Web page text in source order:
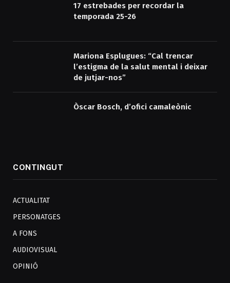
17 estrebades per recordar la
temporada 25-26
Mariona Esplugues: “Cal trencar
l’estigma de la salut mental i deixar
de jutjar-nos”
Òscar Bosch, d’ofici camaleònic
CONTINGUT
ACTUALITAT
PERSONATGES
A FONS
AUDIOVISUAL
OPINIÓ